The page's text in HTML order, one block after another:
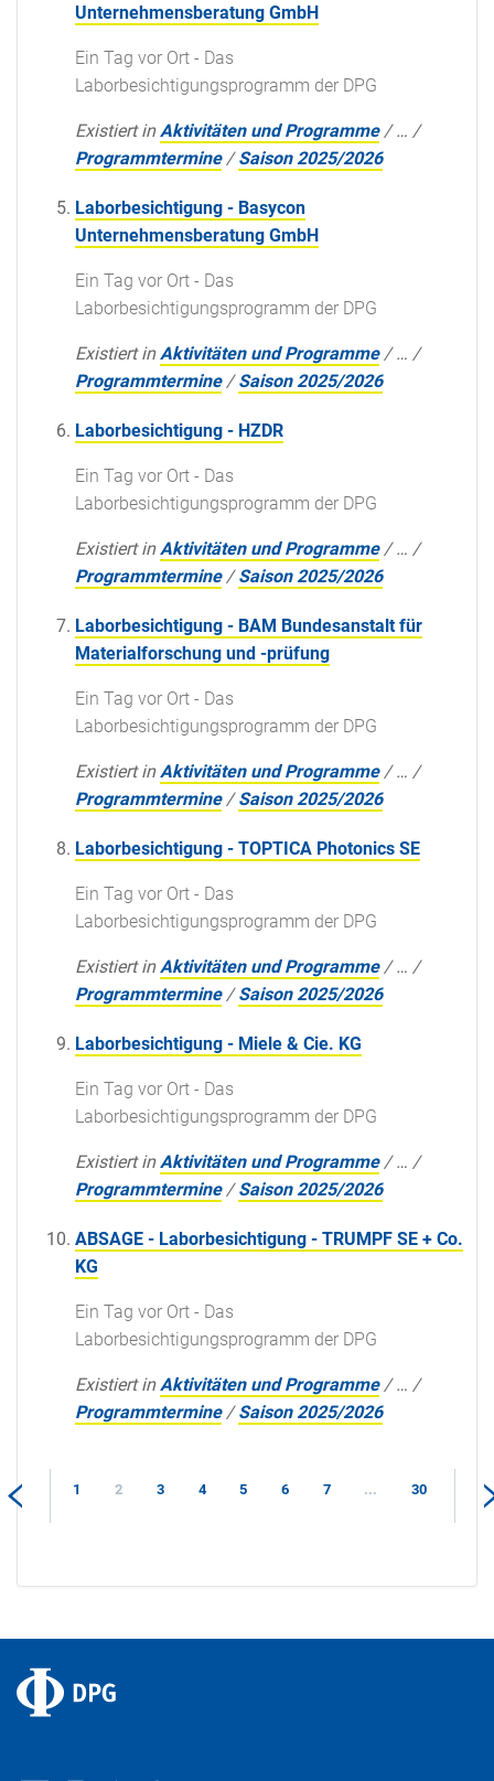
Unternehmensberatung GmbH
Ein Tag vor Ort - Das
Laborbesichtigungsprogramm der DPG
Existiert in Aktivitäten und Programme /… /
Programmtermine /Saison 2025/2026
Laborbesichtigung - Basycon
Unternehmensberatung GmbH
Ein Tag vor Ort - Das
Laborbesichtigungsprogramm der DPG
Existiert in Aktivitäten und Programme /… /
Programmtermine /Saison 2025/2026
Laborbesichtigung - HZDR
Ein Tag vor Ort - Das
Laborbesichtigungsprogramm der DPG
Existiert in Aktivitäten und Programme /… /
Programmtermine /Saison 2025/2026
Laborbesichtigung - BAM Bundesanstalt für
Materialforschung und -prüfung
Ein Tag vor Ort - Das
Laborbesichtigungsprogramm der DPG
Existiert in Aktivitäten und Programme /… /
Programmtermine /Saison 2025/2026
Laborbesichtigung - TOPTICA Photonics SE
Ein Tag vor Ort - Das
Laborbesichtigungsprogramm der DPG
Existiert in Aktivitäten und Programme /… /
Programmtermine /Saison 2025/2026
Laborbesichtigung - Miele & Cie. KG
Ein Tag vor Ort - Das
Laborbesichtigungsprogramm der DPG
Existiert in Aktivitäten und Programme /… /
Programmtermine /Saison 2025/2026
ABSAGE - Laborbesichtigung - TRUMPF SE + Co.
KG
Ein Tag vor Ort - Das
Laborbesichtigungsprogramm der DPG
Existiert in Aktivitäten und Programme /… /
Programmtermine /Saison 2025/2026
1 2 3 4 5 6 7 ... 30